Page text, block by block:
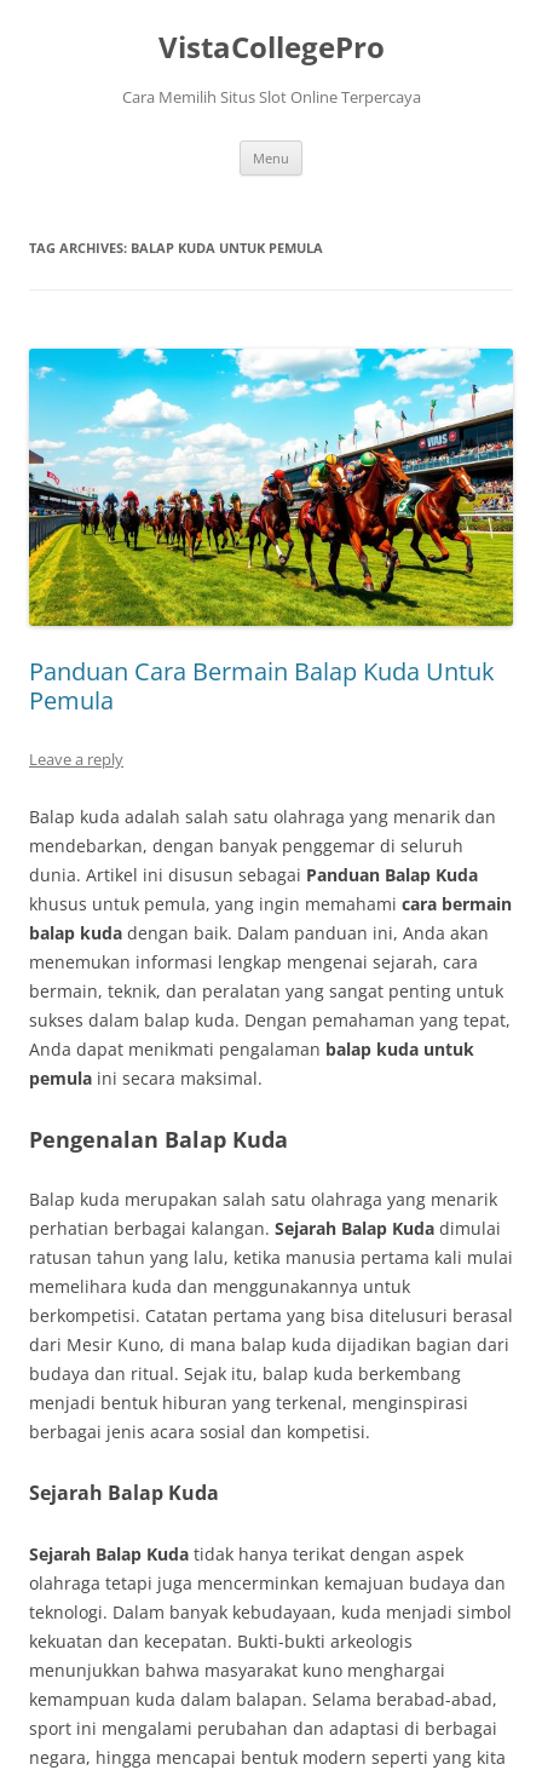
VistaCollegePro
Cara Memilih Situs Slot Online Terpercaya
Menu
TAG ARCHIVES: BALAP KUDA UNTUK PEMULA
Panduan Cara Bermain Balap Kuda Untuk
Pemula
Leave a reply
Balap kuda adalah salah satu olahraga yang menarik dan
mendebarkan, dengan banyak penggemar di seluruh
dunia. Artikel ini disusun sebagai Panduan Balap Kuda
khusus untuk pemula, yang ingin memahami cara bermain
balap kuda dengan baik. Dalam panduan ini, Anda akan
menemukan informasi lengkap mengenai sejarah, cara
bermain, teknik, dan peralatan yang sangat penting untuk
sukses dalam balap kuda. Dengan pemahaman yang tepat,
Anda dapat menikmati pengalaman balap kuda untuk
pemula ini secara maksimal.
Pengenalan Balap Kuda
Balap kuda merupakan salah satu olahraga yang menarik
perhatian berbagai kalangan. Sejarah Balap Kuda dimulai
ratusan tahun yang lalu, ketika manusia pertama kali mulai
memelihara kuda dan menggunakannya untuk
berkompetisi. Catatan pertama yang bisa ditelusuri berasal
dari Mesir Kuno, di mana balap kuda dijadikan bagian dari
budaya dan ritual. Sejak itu, balap kuda berkembang
menjadi bentuk hiburan yang terkenal, menginspirasi
berbagai jenis acara sosial dan kompetisi.
Sejarah Balap Kuda
Sejarah Balap Kuda tidak hanya terikat dengan aspek
olahraga tetapi juga mencerminkan kemajuan budaya dan
teknologi. Dalam banyak kebudayaan, kuda menjadi simbol
kekuatan dan kecepatan. Bukti-bukti arkeologis
menunjukkan bahwa masyarakat kuno menghargai
kemampuan kuda dalam balapan. Selama berabad-abad,
sport ini mengalami perubahan dan adaptasi di berbagai
negara, hingga mencapai bentuk modern seperti yang kita